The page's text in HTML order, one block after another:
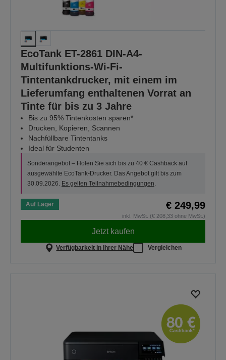
EcoTank ET-2861 DIN-A4-
Multifunktions-Wi-Fi-
Tintentankdrucker, mit einem im
Lieferumfang enthaltenen Vorrat an
Tinte für bis zu 3 Jahre
Bis zu 95% Tintenkosten sparen*
Drucken, Kopieren, Scannen
Nachfüllbare Tintentanks
Ideal für Studenten
Sonderangebot – Holen Sie sich bis zu 40 € Cashback auf
ausgewählte EcoTank-Drucker. Das Angebot gilt bis zum
30.09.2026. Es gelten Teilnahmebedingungen.
Auf Lager € 249,99
inkl. MwSt. (€ 208,33 ohne MwSt.)
Jetzt kaufen
Verfügbarkeit in Ihrer Nähe Vergleichen